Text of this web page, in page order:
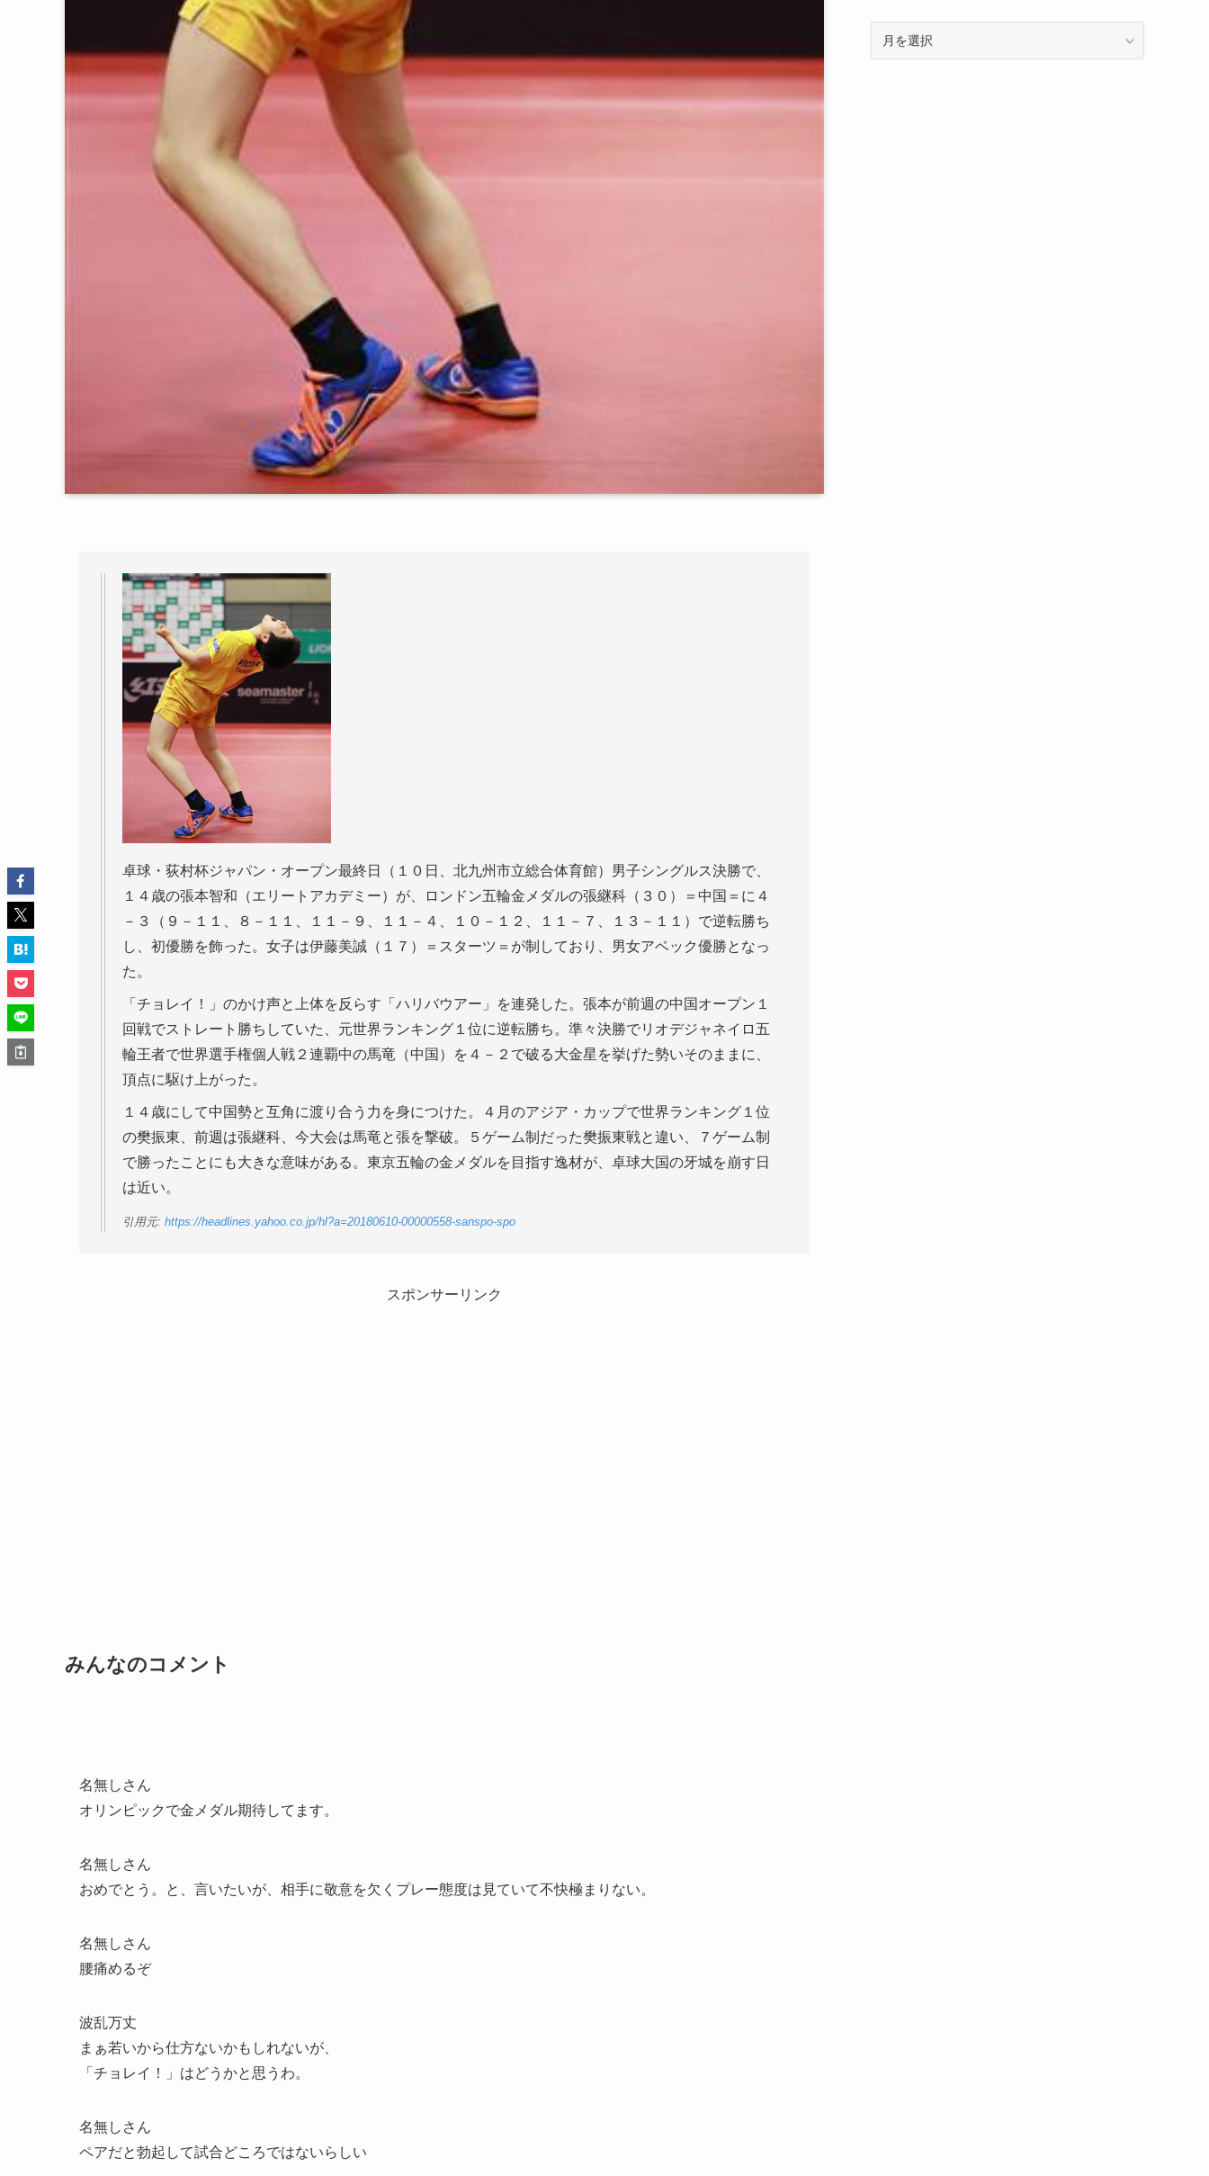
卓球・荻村杯ジャパン・オープン最終日（１０日、北九州市立総合体育館）男子シングルス決勝で、
１４歳の張本智和（エリートアカデミー）が、ロンドン五輪金メダルの張継科（３０）＝中国＝に４
－３（９－１１、８－１１、１１－９、１１－４、１０－１２、１１－７、１３－１１）で逆転勝ち
し、初優勝を飾った。女子は伊藤美誠（１７）＝スターツ＝が制しており、男女アベック優勝となっ
た。
「チョレイ！」のかけ声と上体を反らす「ハリバウアー」を連発した。張本が前週の中国オープン１
回戦でストレート勝ちしていた、元世界ランキング１位に逆転勝ち。準々決勝でリオデジャネイロ五
輪王者で世界選手権個人戦２連覇中の馬竜（中国）を４－２で破る大金星を挙げた勢いそのままに、
頂点に駆け上がった。
１４歳にして中国勢と互角に渡り合う力を身につけた。４月のアジア・カップで世界ランキング１位
の樊振東、前週は張継科、今大会は馬竜と張を撃破。５ゲーム制だった樊振東戦と違い、７ゲーム制
で勝ったことにも大きな意味がある。東京五輪の金メダルを目指す逸材が、卓球大国の牙城を崩す日
は近い。
引用元: https://headlines.yahoo.co.jp/hl?a=20180610-00000558-sanspo-spo
スポンサーリンク
みんなのコメント
名無しさん
オリンピックで金メダル期待してます。
名無しさん
おめでとう。と、言いたいが、相手に敬意を欠くプレー態度は見ていて不快極まりない。
名無しさん
腰痛めるぞ
波乱万丈
まぁ若いから仕方ないかもしれないが、
「チョレイ！」はどうかと思うわ。
名無しさん
ペアだと勃起して試合どころではないらしい